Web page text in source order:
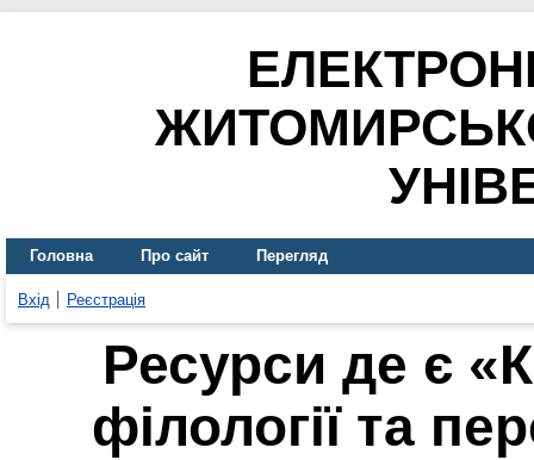
Головна Про сайт Перегляд
Вхід Реєстрація
Ресурси де є
філології та